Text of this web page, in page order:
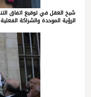
شيخ العقل في توقيع اتفاق
الرؤية الموحدة والشراكة الفعلية